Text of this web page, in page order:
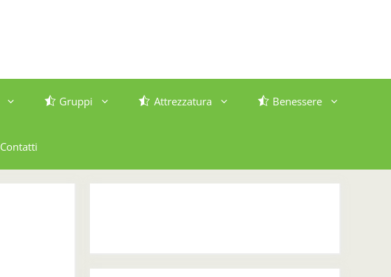
Gruppi Attrezzatura Benessere
Contatti